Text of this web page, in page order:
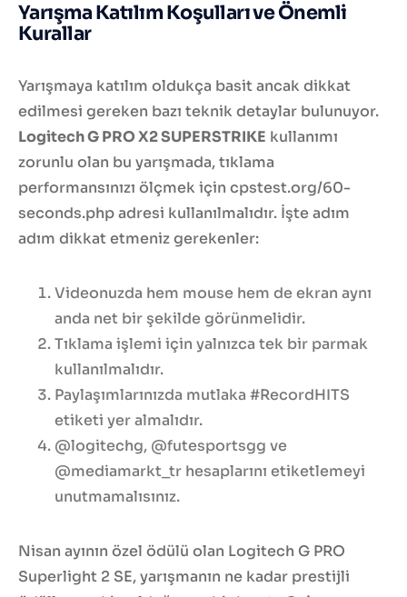
Yarışma Katılım Koşulları ve Önemli
Kurallar
Yarışmaya katılım oldukça basit ancak dikkat
edilmesi gereken bazı teknik detaylar bulunuyor.
Logitech G PRO X2 SUPERSTRIKE kullanımı
zorunlu olan bu yarışmada, tıklama
performansınızı ölçmek için cpstest.org/60-
seconds.php adresi kullanılmalıdır. İşte adım
adım dikkat etmeniz gerekenler:
Videonuzda hem mouse hem de ekran aynı
anda net bir şekilde görünmelidir.
Tıklama işlemi için yalnızca tek bir parmak
kullanılmalıdır.
Paylaşımlarınızda mutlaka #RecordHITS
etiketi yer almalıdır.
@logitechg, @futesportsgg ve
@mediamarkt_tr hesaplarını etiketlemeyi
unutmamalısınız.
Nisan ayının özel ödülü olan Logitech G PRO
Superlight 2 SE, yarışmanın ne kadar prestijli